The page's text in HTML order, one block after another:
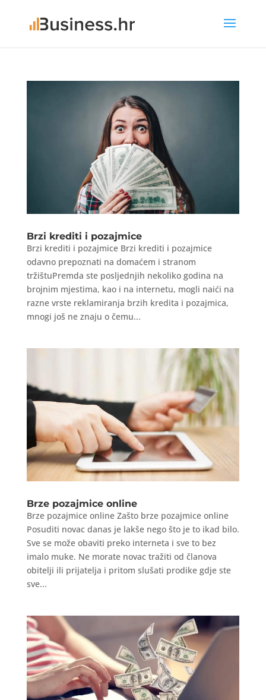
Brzi krediti i pozajmice
Brzi krediti i pozajmice Brzi krediti i pozajmice
odavno prepoznati na domaćem i stranom
tržištuPremda ste posljednjih nekoliko godina na
brojnim mjestima, kao i na internetu, mogli naići na
razne vrste reklamiranja brzih kredita i pozajmica,
mnogi još ne znaju o čemu...
Brze pozajmice online
Brze pozajmice online Zašto brze pozajmice online
Posuditi novac danas je lakše nego što je to ikad bilo.
Sve se može obaviti preko interneta i sve to bez
imalo muke. Ne morate novac tražiti od članova
obitelji ili prijatelja i pritom slušati prodike gdje ste
sve...